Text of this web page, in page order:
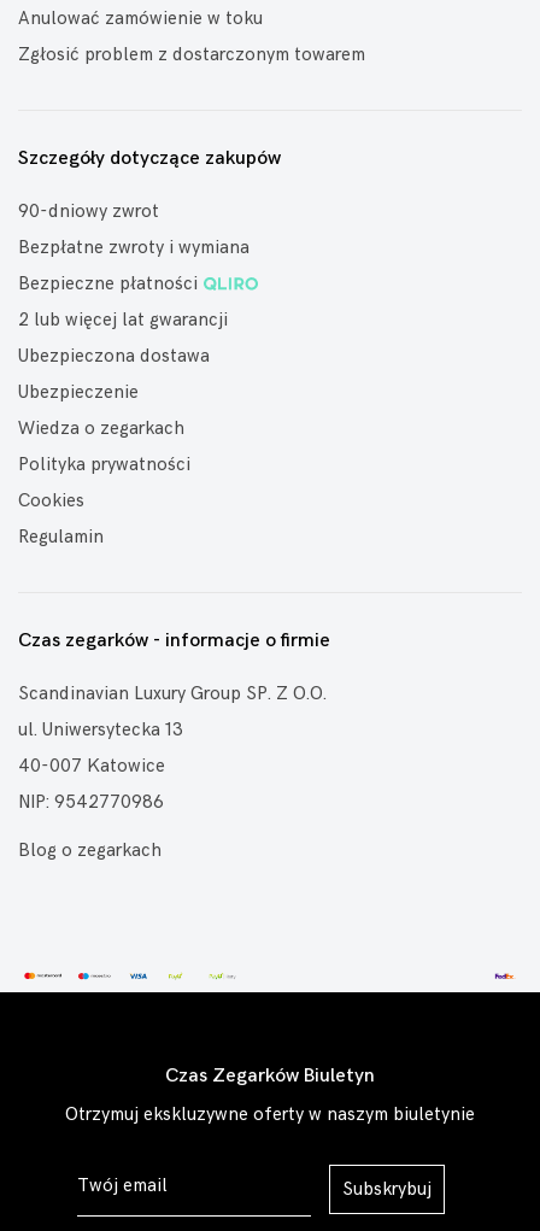
Anulować zamówienie w toku
Zgłosić problem z dostarczonym towarem
Szczegóły dotyczące zakupów
90-dniowy zwrot
Bezpłatne zwroty i wymiana
Bezpieczne płatności
2 lub więcej lat gwarancji
Ubezpieczona dostawa
Ubezpieczenie
Wiedza o zegarkach
Polityka prywatności
Cookies
Regulamin
Czas zegarków - informacje o firmie
Scandinavian Luxury Group SP. Z O.O.
ul. Uniwersytecka 13
40-007 Katowice
NIP: 9542770986
Blog o zegarkach
Czas Zegarków Biuletyn
Otrzymuj ekskluzywne oferty w naszym biuletynie
Subskrybuj